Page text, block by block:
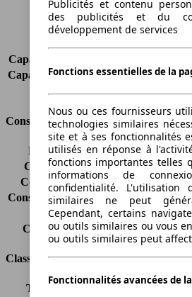
Portes
Sièges
Capacité de remorquage (sans freins)
Capacité de remorquage (avec freins)
Consommation
Émissions de CO2*
169 g/km
Consommation (ville)
9.9 l/
Consommation (route)
5.8 l/
Consommation (combinée)* 7.3 l/
Classe d'émissions
Euro 6
Capacité du réservoir
60 l
Classes d'assurance
Tous risques
Publicités et contenu
des publicités et du
développement de services
Fonctions essentielles de la
Nous ou ces fournisseurs
technologies similaires
site et à ses fonctionnalités
utilisés en réponse à
fonctions importantes telles
informations de
confidentialité. L'utilisation
similaires ne peut
Cependant, certains
ou outils similaires ou vous
ou outils similaires peut
Fonctionnalités avancées de